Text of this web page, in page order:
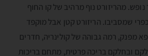
נופש. מהריזורט נוף מרהיב של קו החוף
שמסביבו. הריזורט קטן אבל מוקפד
מפנק, רמה גבוהה של קולינריה, חדרים
ובחלקם בריכה פרטית, מתחם בריכות